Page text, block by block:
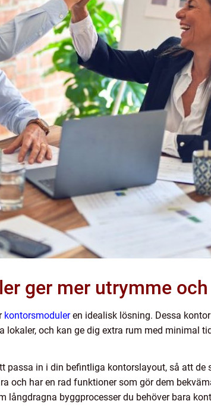
ger mer utrymme
kontorsmoduleren idealisk lösning. Dessa
lokaler, och kan ge dig extra rum med minimal
passa in i din befintliga kontorslayout, så att
och har en rad funktioner som gör dem
långdragna byggprocesser du behöver bara